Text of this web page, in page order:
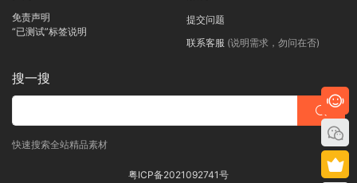
免责声明
“已测试”标签说明
提交问题
联系客服 (说明需求，勿问在否)
搜一搜
快速搜索全站精品素材
粤ICP备2021092741号